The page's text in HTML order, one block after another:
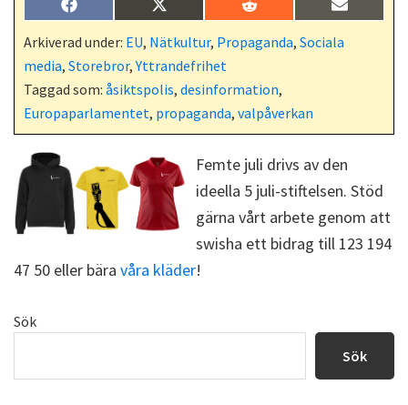
Dela
på
F
a
c
b
o
o
k
Dela
på
X
(
T
i
t
t
e
Dela
på
R
e
d
d
t
Dela
på
E
-
Arkiverad under: EU, Nätkultur, Propaganda, Sociala
media, Storebror,Yttrandefrihet
Taggad som: åsiktspolis, desinformation,
Europaparlamentet, propaganda, valpåverkan
Femte juli drivs av den
ideella 5 juli-stiftelsen. Stöd
gärna vårt arbete genom att
swisha ett bidrag till 123 194
47 50 eller bära våra kläder!
Primärt
Sök
Sök